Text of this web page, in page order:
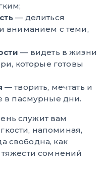
— делиться
вниманием с теми,
— видеть в жизни
которые готовы
— творить, мечтать и
в пасмурные дни.
служит вам
напоминая,
свободна, как
сомнений